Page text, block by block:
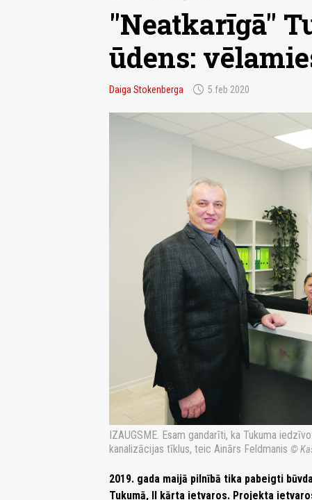
"Neatkarīgā"
ūdens:
Daiga Stokenberga schedule 5.feb 2020
IZAUGSME. Esam gandarīti, ka Tukuma
kanalizācijas tīklus, teic Ainārs Feldmanis ©
2019. gada maijā pilnībā tika pabeigti
Tukumā, II kārta ietvaros. Projekta